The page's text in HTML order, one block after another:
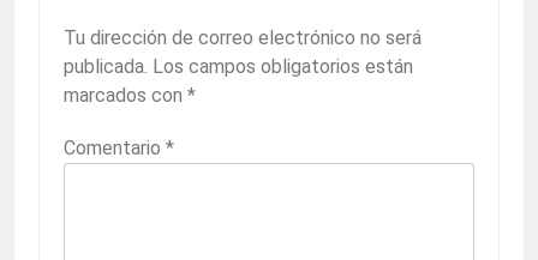
Tu dirección de correo electrónico no será
publicada. Los campos obligatorios están
marcados con *
Comentario *